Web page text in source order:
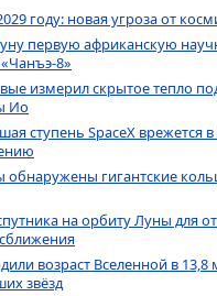
году: новая угроза от
первую африканскую
8»
измерил скрытое тепло
Ио
ступень SpaceX врежется
обнаружены гигантские
на орбиту Луны для
возраст Вселенной в 13,8
звёзд